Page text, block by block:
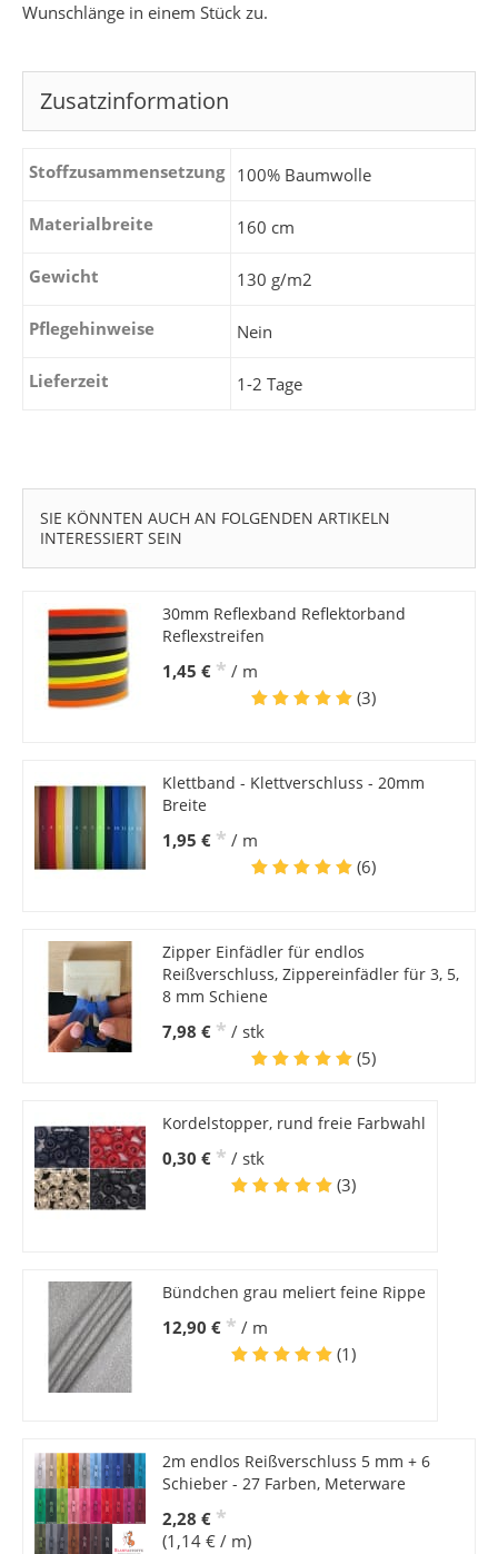
Wunschlänge in einem Stück zu.
Zusatzinformation
Stoffzusammensetzung 100% Baumwolle
Materialbreite 160 cm
Gewicht 130 g/m2
Pflegehinweise Nein
Lieferzeit 1-2 Tage
SIE KÖNNTEN AUCH AN FOLGENDEN ARTIKELN
INTERESSIERT SEIN
30mm Reflexband Reflektorband
Reflexstreifen
1,45 € * / m
(3)
Klettband - Klettverschluss - 20mm
Breite
1,95 € * / m
(6)
Zipper Einfädler für endlos
Reißverschluss, Zippereinfädler für 3, 5,
8 mm Schiene
7,98 € * / stk
(5)
Kordelstopper, rund freie Farbwahl
0,30 € * / stk
(3)
Bündchen grau meliert feine Rippe
12,90 € * / m
(1)
2m endlos Reißverschluss 5 mm + 6
Schieber - 27 Farben, Meterware
2,28 € *
(1,14 € / m)